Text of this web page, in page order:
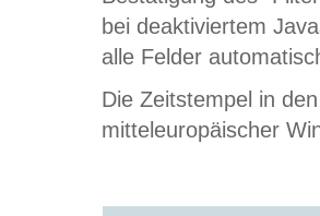
bei deaktiviertem
alle Felder
Die Zeitstempel in
mitteleuropäischer